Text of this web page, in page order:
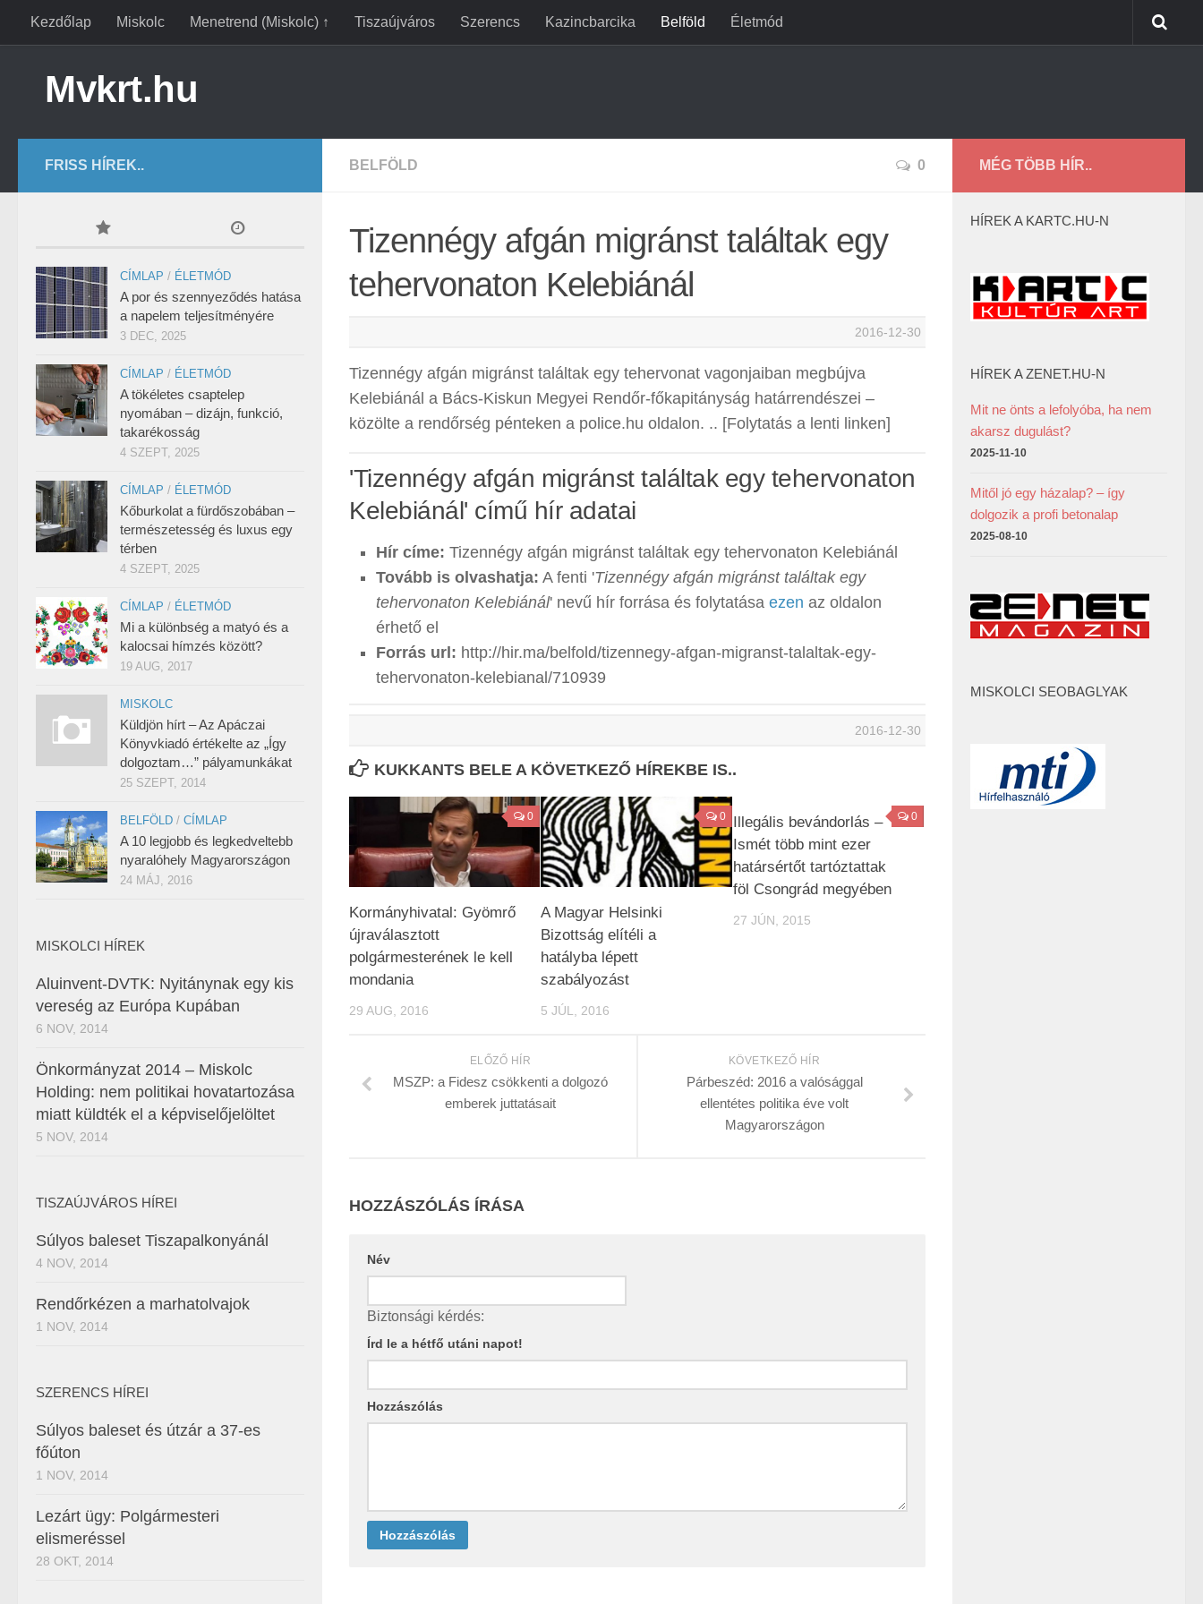
Kezdőlap Miskolc Menetrend (Miskolc) ↑ Tiszaújváros Szerencs Kazincbarcika Belföld Életmód
Mvkrt.hu
BELFÖLD 0
Tizennégy afgán migránst találtak egy
tehervonaton Kelebiánál
2016-12-30
Tizennégy afgán migránst találtak egy tehervonat vagonjaiban megbújva
Kelebiánál a Bács-Kiskun Megyei Rendőr-főkapitányság határrendészei –
közölte a rendőrség pénteken a police.hu oldalon. .. [Folytatás a lenti linken]
'Tizennégy afgán migránst találtak egy tehervonaton
Kelebiánál' című hír adatai
Hír címe: Tizennégy afgán migránst találtak egy tehervonaton Kelebiánál
Tovább is olvashatja: A fenti 'Tizennégy afgán migránst találtak egy
tehervonaton Kelebiánál' nevű hír forrása és folytatása ezen az oldalon
érhető el
Forrás url: http://hir.ma/belfold/tizennegy-afgan-migranst-talaltak-egy-
tehervonaton-kelebianal/710939
2016-12-30
KUKKANTS BELE A KÖVETKEZŐ HÍREKBE IS..
0
Kormányhivatal: Gyömrő
újraválasztott
polgármesterének le kell
mondania
29 AUG, 2016
0
A Magyar Helsinki
Bizottság elítéli a
hatályba lépett
szabályozást
5 JÚL, 2016
0
Illegális bevándorlás –
Ismét több mint ezer
határsértőt tartóztattak
föl Csongrád megyében
27 JÚN, 2015
KÖVETKEZŐ HÍR
Párbeszéd: 2016 a valósággal
ellentétes politika éve volt
Magyarországon
ELŐZŐ HÍR
MSZP: a Fidesz csökkenti a dolgozó
emberek juttatásait
HOZZÁSZÓLÁS ÍRÁSA
Név
Biztonsági kérdés:
Írd le a hétfő utáni napot!
Hozzászólás
FRISS HÍREK..
CÍMLAP / ÉLETMÓD
A por és szennyeződés hatása
a napelem teljesítményére
3 DEC, 2025
CÍMLAP / ÉLETMÓD
A tökéletes csaptelep
nyomában – dizájn, funkció,
takarékosság
4 SZEPT, 2025
CÍMLAP / ÉLETMÓD
Kőburkolat a fürdőszobában –
természetesség és luxus egy
térben
4 SZEPT, 2025
CÍMLAP / ÉLETMÓD
Mi a különbség a matyó és a
kalocsai hímzés között?
19 AUG, 2017
MISKOLC
Küldjön hírt – Az Apáczai
Könyvkiadó értékelte az „Így
dolgoztam…” pályamunkákat
25 SZEPT, 2014
BELFÖLD / CÍMLAP
A 10 legjobb és legkedveltebb
nyaralóhely Magyarországon
24 MÁJ, 2016
MISKOLCI HÍREK
Aluinvent-DVTK: Nyitánynak egy kis
vereség az Európa Kupában
6 NOV, 2014
Önkormányzat 2014 – Miskolc
Holding: nem politikai hovatartozása
miatt küldték el a képviselőjelöltet
5 NOV, 2014
TISZAÚJVÁROS HÍREI
Súlyos baleset Tiszapalkonyánál
4 NOV, 2014
Rendőrkézen a marhatolvajok
1 NOV, 2014
SZERENCS HÍREI
Súlyos baleset és útzár a 37-es
főúton
1 NOV, 2014
Lezárt ügy: Polgármesteri
elismeréssel
28 OKT, 2014
MÉG TÖBB HÍR..
HÍREK A KARTC.HU-N
HÍREK A ZENET.HU-N
Mit ne önts a lefolyóba, ha nem
akarsz dugulást?
2025-11-10
Mitől jó egy házalap? – így
dolgozik a profi betonalap
2025-08-10
MISKOLCI SEOBAGLYAK